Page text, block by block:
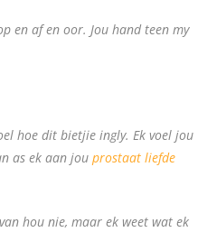
en af en oor. Jou hand teen my
hoe dit bietjie ingly. Ek voel jou
as ek aan jou prostaat liefde
hou nie, maar ek weet wat ek